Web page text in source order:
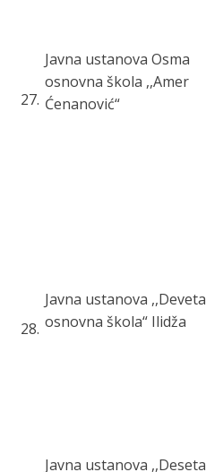
27.
Javna ustanova Osma
osnovna škola ,,Amer
Ćenanović“
28.
Javna ustanova ,,Deveta
osnovna škola“ Ilidža
Javna ustanova ,,Deseta